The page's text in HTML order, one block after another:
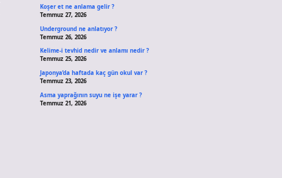
Koşer et ne anlama gelir ?
Temmuz 27, 2026
Underground ne anlatıyor ?
Temmuz 26, 2026
Kelime-i tevhid nedir ve anlamı nedir ?
Temmuz 25, 2026
Japonya’da haftada kaç gün okul var ?
Temmuz 23, 2026
Asma yaprağının suyu ne işe yarar ?
Temmuz 21, 2026